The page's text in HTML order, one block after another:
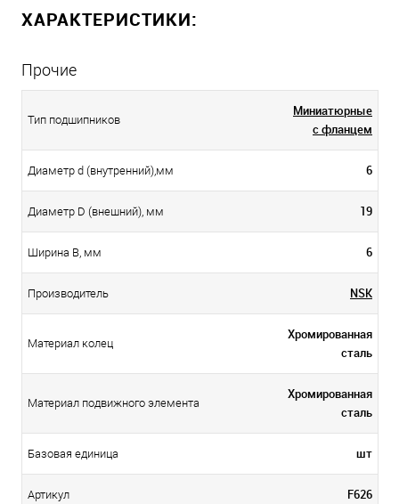
ХАРАКТЕРИСТИКИ:
Прочие
Тип подшипников
Миниатюрные
с фланцем
Диаметр d (внутренний),мм 6
Диаметр D (внешний), мм 19
Ширина B, мм 6
Производитель NSK
Материал колец
Хромированная
сталь
Материал подвижного элемента
Хромированная
сталь
Базовая единица шт
Артикул F626